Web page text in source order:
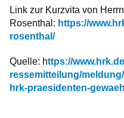
Link zur Kurzvita von
Rosenthal: https://
rosenthal/
Quelle: https://
ressemitteilung/
hrk-praesidenten-